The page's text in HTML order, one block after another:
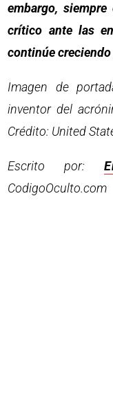
embargo,
crítico ante las
continúe
Imagen de
inventor del
Crédito: United
Escrito por:
CodigoOculto.com